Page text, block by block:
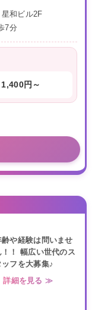
和ビル2F
7分
1,400円～
齢や経験は問いませ
！！ 幅広い世代のス
ッフを大募集♪
詳細を見る ≫